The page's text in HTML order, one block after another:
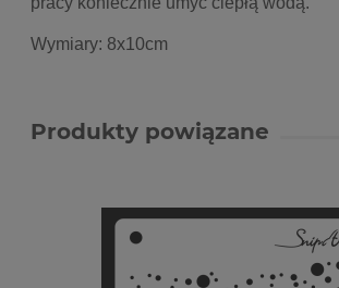
Wymiary: 8x10cm
Produkty powiązane